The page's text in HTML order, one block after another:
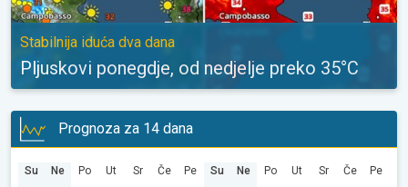
Stabilnija iduća dva dana
Pljuskovi ponegdje, od nedjelje preko 35°C
Prognoza za 14 dana
Su Ne Po Ut Sr Če Pe Su Ne Po Ut Sr Če Pe